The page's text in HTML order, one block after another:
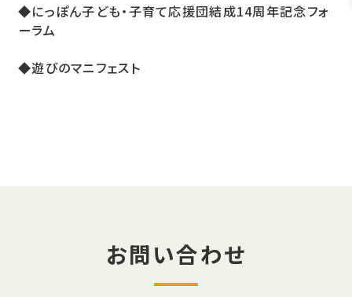
◆にっぽん子ども・子育て応援団結成14周年記念フォ
ーラム
◆遊びのマニフェスト
お問い合わせ